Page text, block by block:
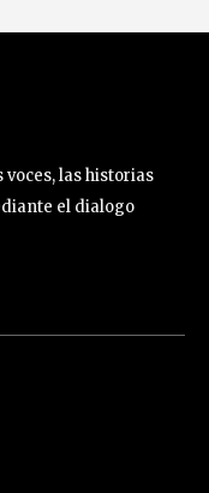
las historias
el dialogo